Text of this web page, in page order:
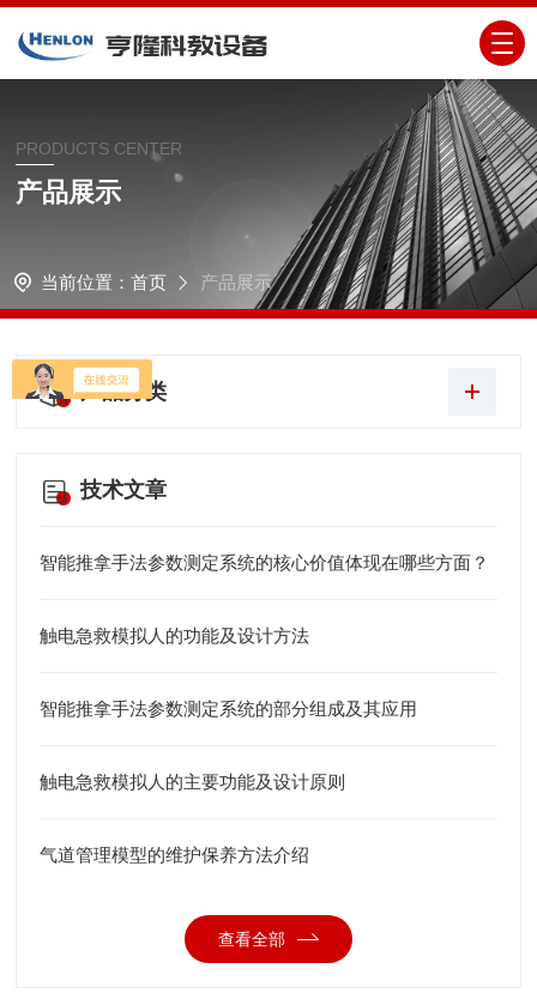
PRODUCTS CENTER
产品展示
当前位置： 首页 产品展示
产品分类
技术文章
智能推拿手法参数测定系统的核心价值体现在哪些方面？
触电急救模拟人的功能及设计方法
智能推拿手法参数测定系统的部分组成及其应用
触电急救模拟人的主要功能及设计原则
气道管理模型的维护保养方法介绍
查看全部